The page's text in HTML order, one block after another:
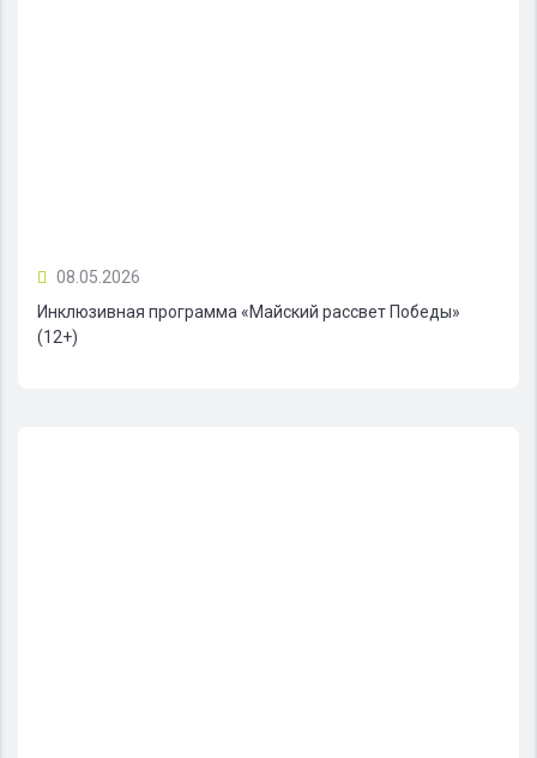
08.05.2026
Инклюзивная программа «Майский рассвет Победы»
(12+)